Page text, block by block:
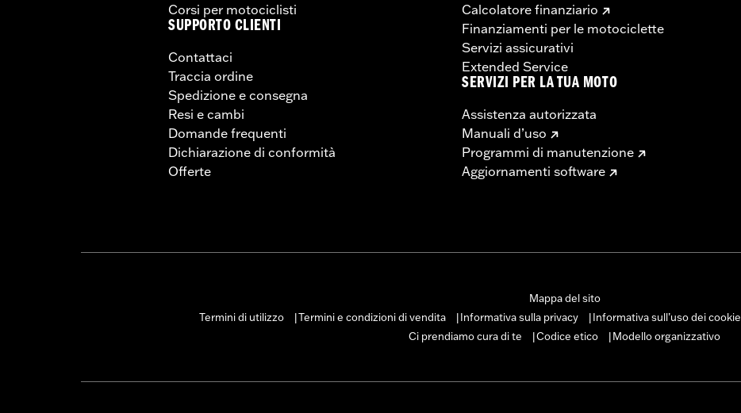
Corsi per motociclisti
SUPPORTO CLIENTI
Contattaci
Traccia ordine
Spedizione e consegna
Resi e cambi
Domande frequenti
Dichiarazione di conformità
Offerte
Calcolatore finanziario
Finanziamenti per le motociclette
Servizi assicurativi
Extended Service
SERVIZI PER LA TUA MOTO
Assistenza autorizzata
Manuali d’uso
Programmi di manutenzione
Aggiornamenti software
Mappa del sito
Termini di utilizzo
Termini e condizioni di vendita Informativa sulla privacy Informativa sull’uso dei cookie
Ci prendiamo cura di te
Codice etico Modello organizzativo